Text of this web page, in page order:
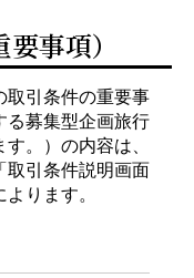
事項）
取引条件の重要事
る募集型企画旅行
。）の内容は、
取引条件説明画面
ります。